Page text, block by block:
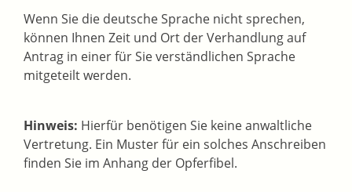
Wenn Sie die deutsche Sprache nicht sprechen,
können Ihnen Zeit und Ort der Verhandlung auf
Antrag in einer für Sie verständlichen Sprache
mitgeteilt werden.
Hinweis: Hierfür benötigen Sie keine anwaltliche
Vertretung. Ein Muster für ein solches Anschreiben
finden Sie im Anhang der Opferfibel.